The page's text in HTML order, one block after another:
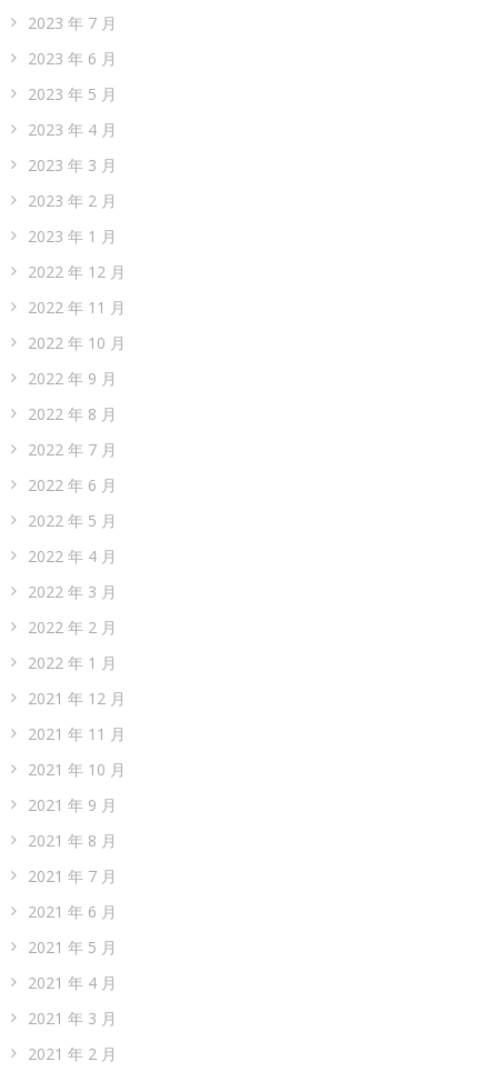
2023 年 7 月
2023 年 6 月
2023 年 5 月
2023 年 4 月
2023 年 3 月
2023 年 2 月
2023 年 1 月
2022 年 12 月
2022 年 11 月
2022 年 10 月
2022 年 9 月
2022 年 8 月
2022 年 7 月
2022 年 6 月
2022 年 5 月
2022 年 4 月
2022 年 3 月
2022 年 2 月
2022 年 1 月
2021 年 12 月
2021 年 11 月
2021 年 10 月
2021 年 9 月
2021 年 8 月
2021 年 7 月
2021 年 6 月
2021 年 5 月
2021 年 4 月
2021 年 3 月
2021 年 2 月